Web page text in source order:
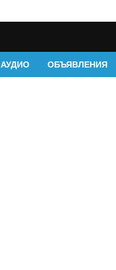
АУДИО ОБЪЯВЛЕНИЯ